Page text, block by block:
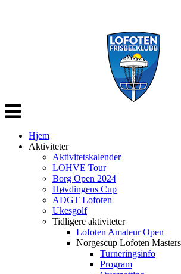
Veksle
navigasjon
Hjem
Aktiviteter
Aktivitetskalender
LOHVE Tour
Borg Open 2024
Høvdingens Cup
ADGT Lofoten
Ukesgolf
Tidligere aktiviteter
Lofoten Amateur Open
Norgescup Lofoten
Turneringsinfo
Program